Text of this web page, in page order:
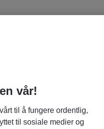
Du er
i
vår!
til å fungere ordentlig,
til sosiale medier og